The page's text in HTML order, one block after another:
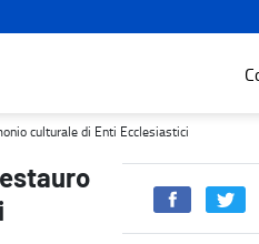
Ecclesiastici - Turismo e
culturale di Enti Ecclesiastici